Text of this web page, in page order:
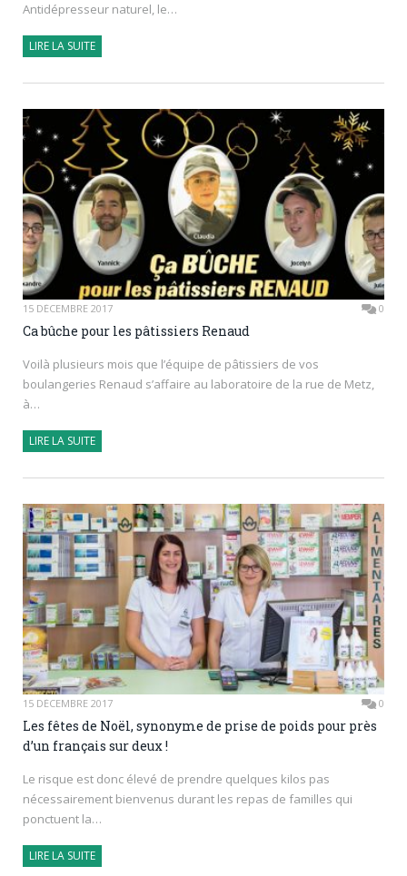
Antidépresseur naturel, le…
LIRE LA SUITE
15 DÉCEMBRE 2017 0
Ca bûche pour les pâtissiers Renaud
Voilà plusieurs mois que l’équipe de pâtissiers de vos
boulangeries Renaud s’affaire au laboratoire de la rue de Metz,
à…
LIRE LA SUITE
15 DÉCEMBRE 2017 0
Les fêtes de Noël, synonyme de prise de poids pour près
d’un français sur deux !
Le risque est donc élevé de prendre quelques kilos pas
nécessairement bienvenus durant les repas de familles qui
ponctuent la…
LIRE LA SUITE